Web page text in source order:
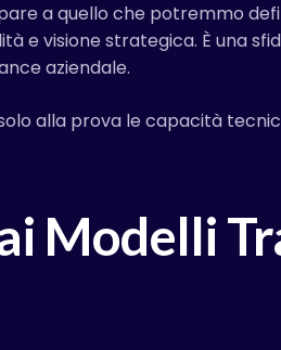
a quello che potremmo
e visione strategica. È una
aziendale.
alla prova le capacità
Modelli